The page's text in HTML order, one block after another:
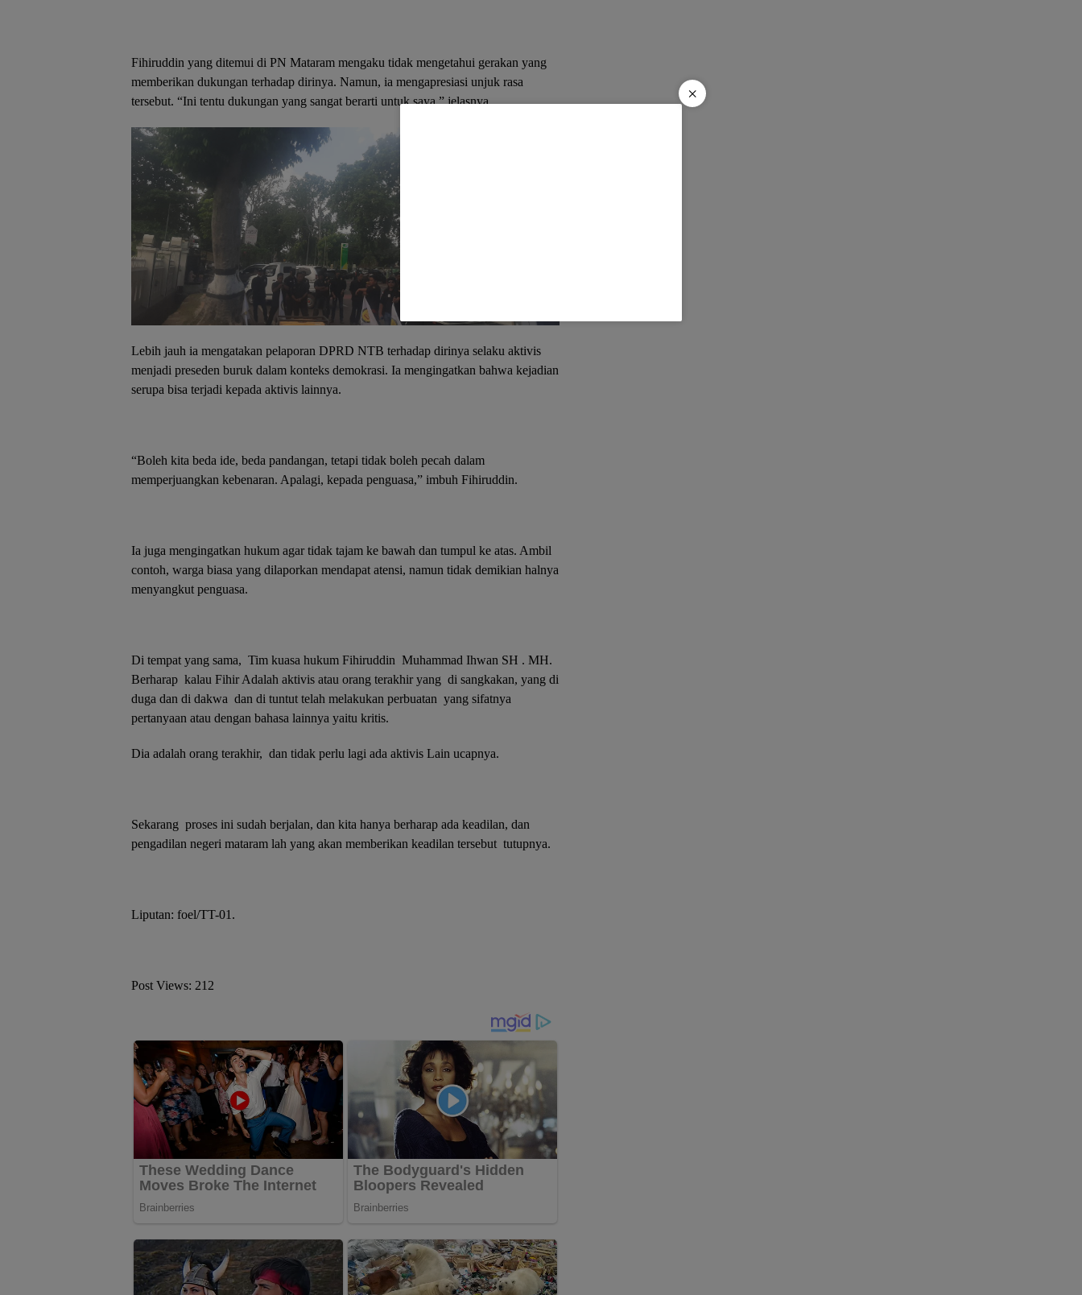
Fihiruddin yang ditemui di PN Mataram mengaku tidak mengetahui gerakan yang
memberikan dukungan terhadap dirinya. Namun, ia mengapresiasi unjuk rasa
tersebut. “Ini tentu dukungan yang sangat berarti untuk saya,” jelasnya.
Lebih jauh ia mengatakan pelaporan DPRD NTB terhadap dirinya selaku aktivis
menjadi preseden buruk dalam konteks demokrasi. Ia mengingatkan bahwa kejadian
serupa bisa terjadi kepada aktivis lainnya.
“Boleh kita beda ide, beda pandangan, tetapi tidak boleh pecah dalam
memperjuangkan kebenaran. Apalagi, kepada penguasa,” imbuh Fihiruddin.
Ia juga mengingatkan hukum agar tidak tajam ke bawah dan tumpul ke atas. Ambil
contoh, warga biasa yang dilaporkan mendapat atensi, namun tidak demikian halnya
menyangkut penguasa.
Di tempat yang sama, Tim kuasa hukum Fihiruddin Muhammad Ihwan SH . MH.
Berharap kalau Fihir Adalah aktivis atau orang terakhir yang di sangkakan, yang di
duga dan di dakwa dan di tuntut telah melakukan perbuatan yang sifatnya
pertanyaan atau dengan bahasa lainnya yaitu kritis.
Dia adalah orang terakhir, dan tidak perlu lagi ada aktivis Lain ucapnya.
Sekarang proses ini sudah berjalan, dan kita hanya berharap ada keadilan, dan
pengadilan negeri mataram lah yang akan memberikan keadilan tersebut tutupnya.
Liputan: foel/TT-01.
Post Views: 212
×